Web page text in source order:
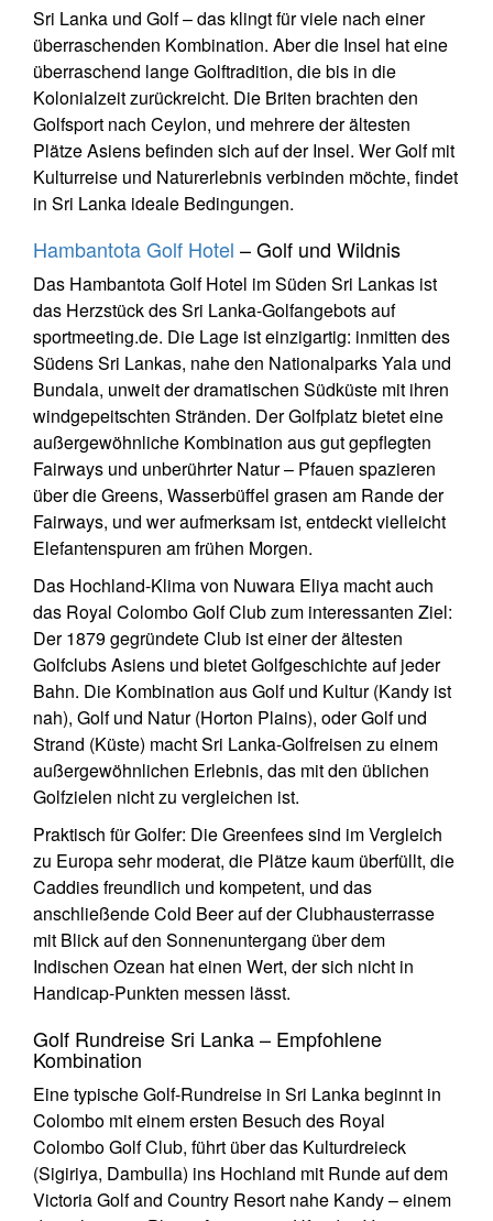
Sri Lanka und Golf – das klingt für viele nach einer
überraschenden Kombination. Aber die Insel hat eine
überraschend lange Golftradition, die bis in die
Kolonialzeit zurückreicht. Die Briten brachten den
Golfsport nach Ceylon, und mehrere der ältesten
Plätze Asiens befinden sich auf der Insel. Wer Golf mit
Kulturreise und Naturerlebnis verbinden möchte, findet
in Sri Lanka ideale Bedingungen.
Hambantota Golf Hotel – Golf und Wildnis
Das Hambantota Golf Hotel im Süden Sri Lankas ist
das Herzstück des Sri Lanka-Golfangebots auf
sportmeeting.de. Die Lage ist einzigartig: inmitten des
Südens Sri Lankas, nahe den Nationalparks Yala und
Bundala, unweit der dramatischen Südküste mit ihren
windgepeitschten Stränden. Der Golfplatz bietet eine
außergewöhnliche Kombination aus gut gepflegten
Fairways und unberührter Natur – Pfauen spazieren
über die Greens, Wasserbüffel grasen am Rande der
Fairways, und wer aufmerksam ist, entdeckt vielleicht
Elefantenspuren am frühen Morgen.
Das Hochland-Klima von Nuwara Eliya macht auch
das Royal Colombo Golf Club zum interessanten Ziel:
Der 1879 gegründete Club ist einer der ältesten
Golfclubs Asiens und bietet Golfgeschichte auf jeder
Bahn. Die Kombination aus Golf und Kultur (Kandy ist
nah), Golf und Natur (Horton Plains), oder Golf und
Strand (Küste) macht Sri Lanka-Golfreisen zu einem
außergewöhnlichen Erlebnis, das mit den üblichen
Golfzielen nicht zu vergleichen ist.
Praktisch für Golfer: Die Greenfees sind im Vergleich
zu Europa sehr moderat, die Plätze kaum überfüllt, die
Caddies freundlich und kompetent, und das
anschließende Cold Beer auf der Clubhausterrasse
mit Blick auf den Sonnenuntergang über dem
Indischen Ozean hat einen Wert, der sich nicht in
Handicap-Punkten messen lässt.
Golf Rundreise Sri Lanka – Empfohlene
Kombination
Eine typische Golf-Rundreise in Sri Lanka beginnt in
Colombo mit einem ersten Besuch des Royal
Colombo Golf Club, führt über das Kulturdreieck
(Sigiriya, Dambulla) ins Hochland mit Runde auf dem
Victoria Golf and Country Resort nahe Kandy – einem